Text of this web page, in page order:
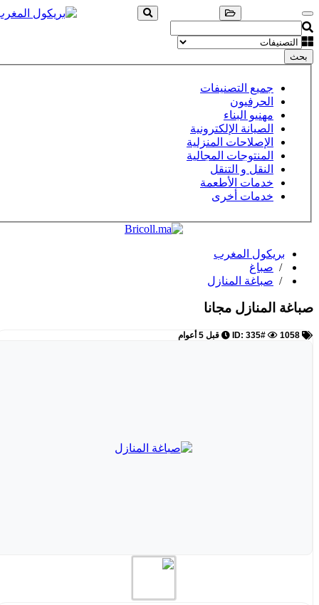
بحث
جميع التصنيفات
الحرفيون
مهنيو البناء
الصيانة الإلكترونية
الإصلاحات المنزلية
المنتوجات المجالية
النقل و التنقل
خدمات الأطعمة
خدمات أخرى
بريكول المغرب
/ صباغ
/ صباغة المنازل
صباغة المنازل مجانا
1058 قبل 5 أعوام